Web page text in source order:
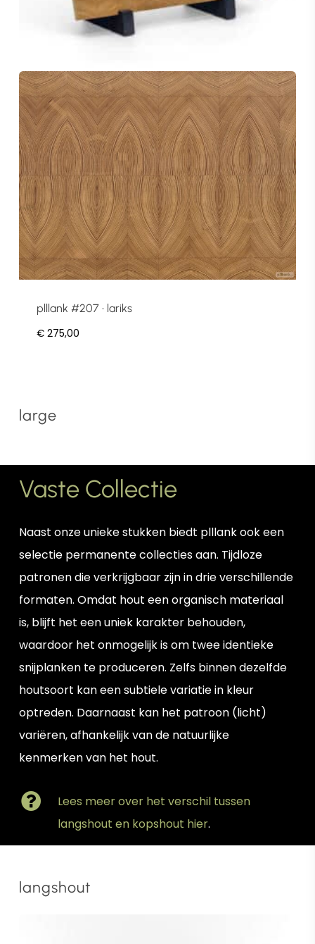
plllank #207 • lariks
€275,00
large
Vaste Collectie
Naast onze unieke stukken biedt plllank ook een
selectie permanente collecties aan. Tijdloze
patronen die verkrijgbaar zijn in drie verschillende
formaten. Omdat hout een organisch materiaal
is, blijft het een uniek karakter behouden,
waardoor het onmogelijk is om twee identieke
snijplanken te produceren. Zelfs binnen dezelfde
houtsoort kan een subtiele variatie in kleur
optreden. Daarnaast kan het patroon (licht)
variëren, afhankelijk van de natuurlijke
kenmerken van het hout.
Lees meer over het verschil tussen
langshout en kopshout hier.
langshout